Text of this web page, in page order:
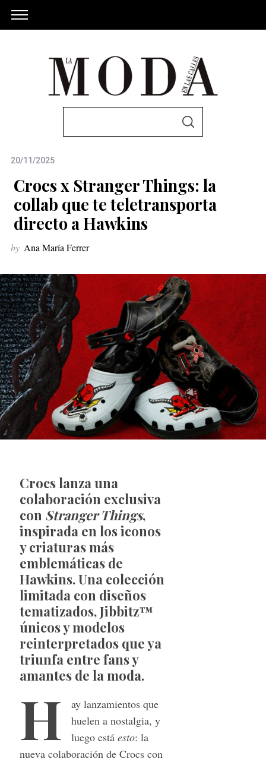
c
f
o
r
S
20/11/2025
Crocs x Stranger Things: la
collab que te teletransporta
directo a Hawkins
by Ana María Ferrer
Crocs lanza una
colaboración exclusiva
con Stranger Things,
inspirada en los iconos
y criaturas más
emblemáticas de
Hawkins. Una colección
limitada con diseños
tematizados, Jibbitz™
únicos y modelos
reinterpretados que ya
triunfa entre fans y
amantes de la moda.
H
ay lanzamientos que
huelen a nostalgia, y
luego está esto: la
nueva colaboración de Crocs con